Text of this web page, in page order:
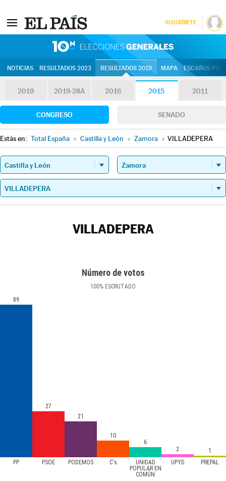
SUSCRÍBETE
NOTICIAS RESULTADOS 2023 RESULTADOS 2019 MAPA ESCAÑOS
2019 2019-28A 2016 2015 2011
CONGRESO SENADO
Estás en: Total España » Castilla y León » Zamora » VILLADEPERA
VILLADEPERA
Número de votos
100% ESCRUTADO
PP PSOE PODEMOS C's
UNIDAD
POPULAR EN
COMÚN
UPYD PREPAL
89
27
21
10
6
2
1